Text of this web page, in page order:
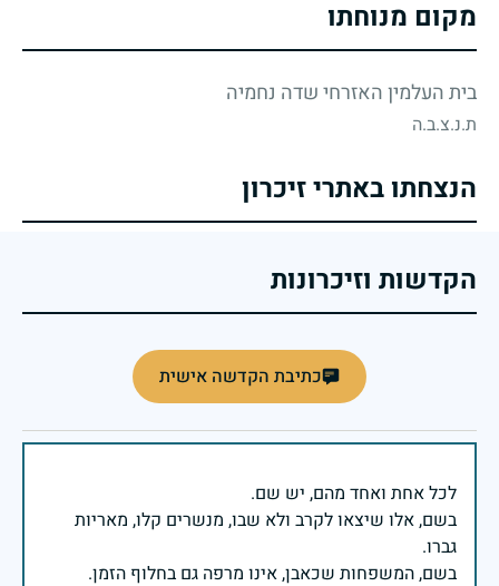
מקום מנוחתו
בית העלמין האזרחי שדה נחמיה
ת.נ.צ.ב.ה
הנצחתו באתרי זיכרון
הקדשות וזיכרונות
כתיבת הקדשה אישית
בשם, אלו שיצאו לקרב ולא שבו, מנשרים קלו, מאריות